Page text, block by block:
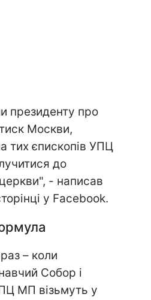
президенту про
Москви,
тих єпископів УПЦ
до
- написав
у Facebook.
– коли
Собор і
МП візьмуть у